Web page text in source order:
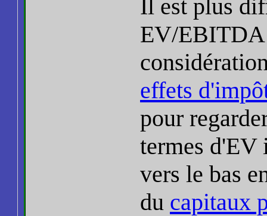
Il est plus
EV/EBITDA
effets
pour
termes d'EV
vers le bas
du capitaux